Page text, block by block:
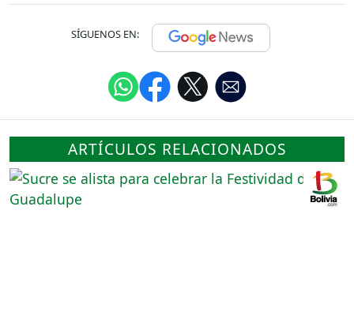
SÍGUENOS EN:
ARTÍCULOS RELACIONADOS